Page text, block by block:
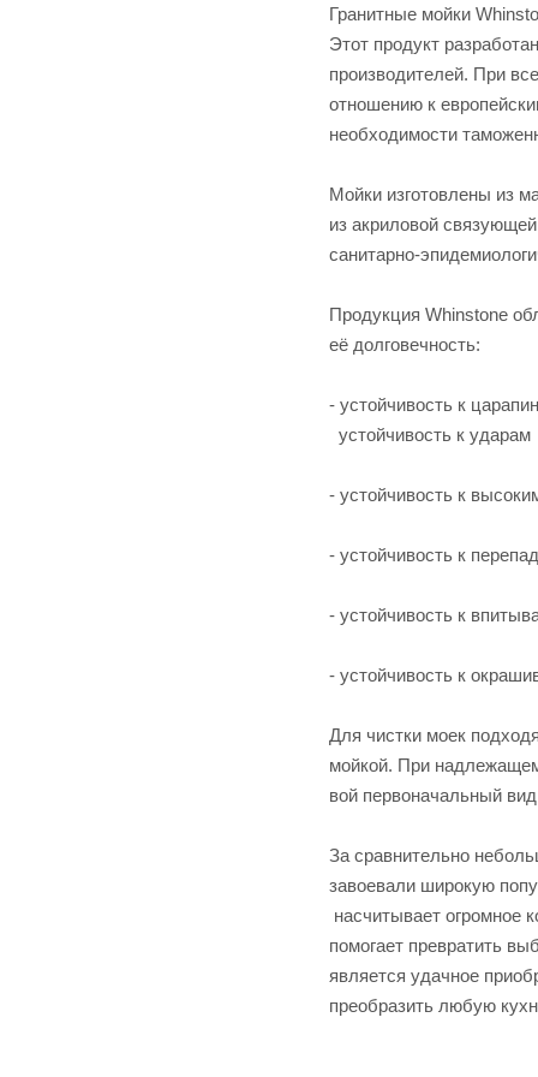
Гранитные мойки
Этот продукт
производителей. При
отношению к
необходимости
Мойки изготовлены из
из акриловой
санитарно-
Продукция Whinstone
её долговечность:
- устойчивость к
устойчивость к ударам
- устойчивость к
- устойчивость к
- устойчивость к
- устойчивость к
Для чистки моек
мойкой. При
вой первоначальный
За сравнительно
завоевали широкую
насчитывает огромное
помогает превратить
является удачное
преобразить любую